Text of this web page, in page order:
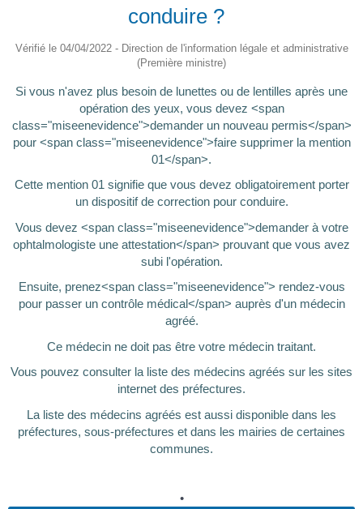
conduire ?
Vérifié le 04/04/2022 - Direction de l'information légale et administrative
(Première ministre)
Si vous n'avez plus besoin de lunettes ou de lentilles après une
opération des yeux, vous devez <span
class="miseenevidence">demander un nouveau permis</span>
pour <span class="miseenevidence">faire supprimer la mention
01</span>.
Cette mention 01 signifie que vous devez obligatoirement porter
un dispositif de correction pour conduire.
Vous devez <span class="miseenevidence">demander à votre
ophtalmologiste une attestation</span> prouvant que vous avez
subi l'opération.
Ensuite, prenez<span class="miseenevidence"> rendez-vous
pour passer un contrôle médical</span> auprès d'un médecin
agréé.
Ce médecin ne doit pas être votre médecin traitant.
Vous pouvez consulter la liste des médecins agréés sur les sites
internet des préfectures.
La liste des médecins agréés est aussi disponible dans les
préfectures, sous-préfectures et dans les mairies de certaines
communes.